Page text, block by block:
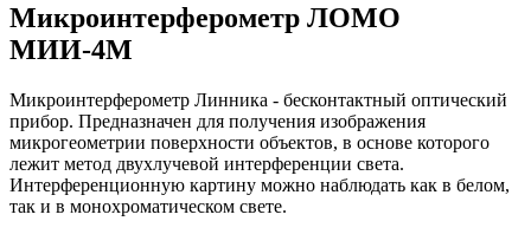
Микроинтерферометр ЛОМО
МИИ-4М
Микроинтерферометр Линника - бесконтактный оптический
прибор. Предназначен для получения изображения
микрогеометрии поверхности объектов, в основе которого
лежит метод двухлучевой интерференции света.
Интерференционную картину можно наблюдать как в белом,
так и в монохроматическом свете.